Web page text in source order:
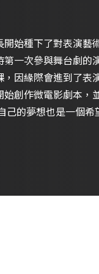
始種下了對表演藝
一次參與舞台劇的
因緣際會進到了表
創作微電影劇本，
的夢想也是一個希